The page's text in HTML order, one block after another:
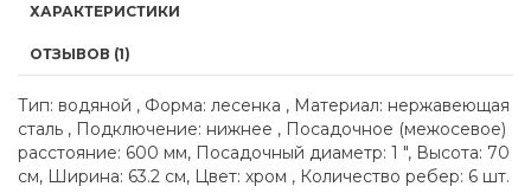
ХАРАКТЕРИСТИКИ
ОТЗЫВОВ (1)
Тип: водяной , Форма: лесенка , Материал: нержавеющая
сталь , Подключение: нижнее , Посадочное (межосевое)
расстояние: 600 мм, Посадочный диаметр: 1 ", Высота: 70
см, Ширина: 63.2 см, Цвет: хром , Количество ребер: 6 шт.